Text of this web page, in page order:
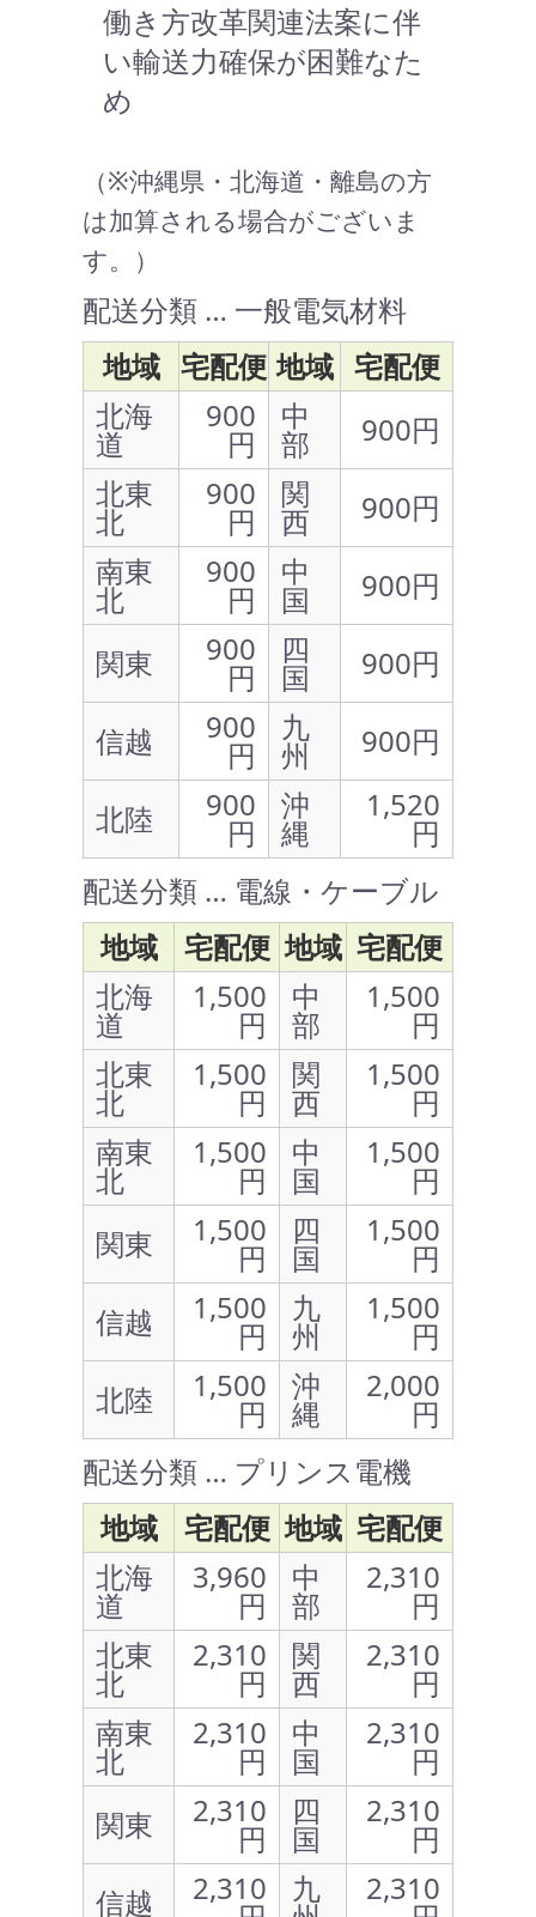
働き方改革関連法案に伴
い輸送力確保が困難なた
め
（※沖縄県・北海道・離島の方
は加算される場合がございま
す。）
配送分類 … 一般電気材料
地域 宅配便 地域 宅配便
北海
道
900
円
中
部
900円
北東
北
900
円
関
西
900円
南東
北
900
円
中
国
900円
関東
900
円
四
国
900円
信越
900
円
九
州
900円
北陸
900
円
沖
縄
1,520
円
配送分類 … 電線・ケーブル
地域
宅配便 地域 宅配便
北海
道
1,500
円
中
部
1,500
円
北東
北
1,500
円
関
西
1,500
円
南東
北
1,500
円
中
国
1,500
円
関東
1,500
円
四
国
1,500
円
信越
1,500
円
九
州
1,500
円
北陸
1,500
円
沖
縄
2,000
円
配送分類 … プリンス電機
地域
宅配便 地域 宅配便
北海
道
3,960
円
中
部
2,310
円
北東
北
2,310
円
関
西
2,310
円
南東
北
2,310
円
中
国
2,310
円
関東
2,310
円
四
国
2,310
円
信越
2,310 九 2,310